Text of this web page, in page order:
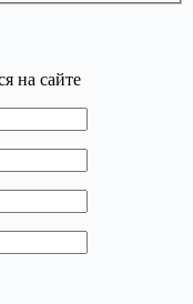
на сайте